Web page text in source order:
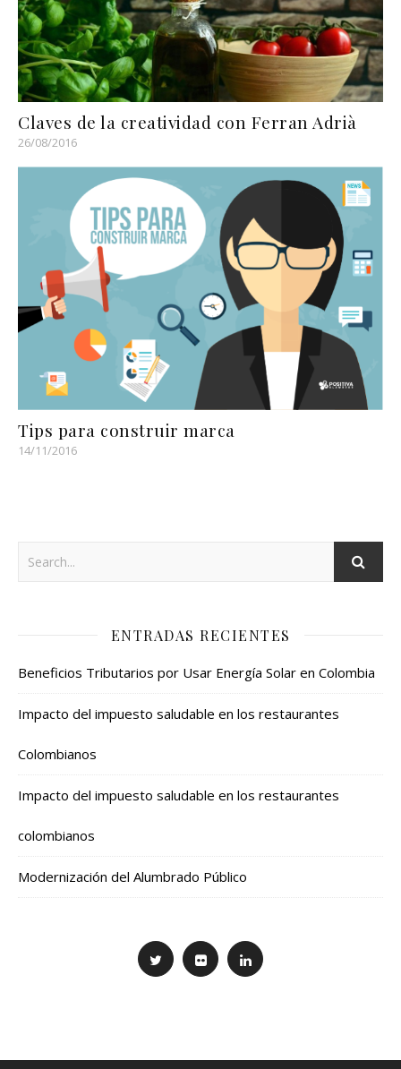
Claves de la creatividad con Ferran Adrià
26/08/2016
Tips para construir marca
14/11/2016
ENTRADAS RECIENTES
Beneficios Tributarios por Usar Energía Solar en Colombia
Impacto del impuesto saludable en los restaurantes
Colombianos
Impacto del impuesto saludable en los restaurantes
colombianos
Modernización del Alumbrado Público